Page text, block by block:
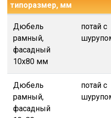
типоразмер, мм
Дюбель
рамный,
фасадный
10х80 мм
потай с
Дюбель
рамный,
фасадный
потай с